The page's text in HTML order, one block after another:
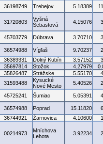
36198749 Trebejov 5.18389
31720803
Vyšná
Šebastová
4.15076
45703779 Dúbrava 3.70710
36574988 Vígľaš 9.70237
36389331 Dolný Kubín 3.57152
35697814 Stožok 4.27979
35826487 Strážske 5.55170
31593488
Kysucké
Nové Mesto
5.40526
45725241 Šumiac 5.05391
36574988 Poprad 15.11820
36744921 Žarnovica 4.10600
00214973
Mníchova
Lehota
3.92234